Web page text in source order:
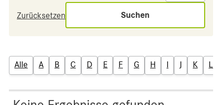
Zurücksetzen Suchen
Alle A B C D E F G H I J K L